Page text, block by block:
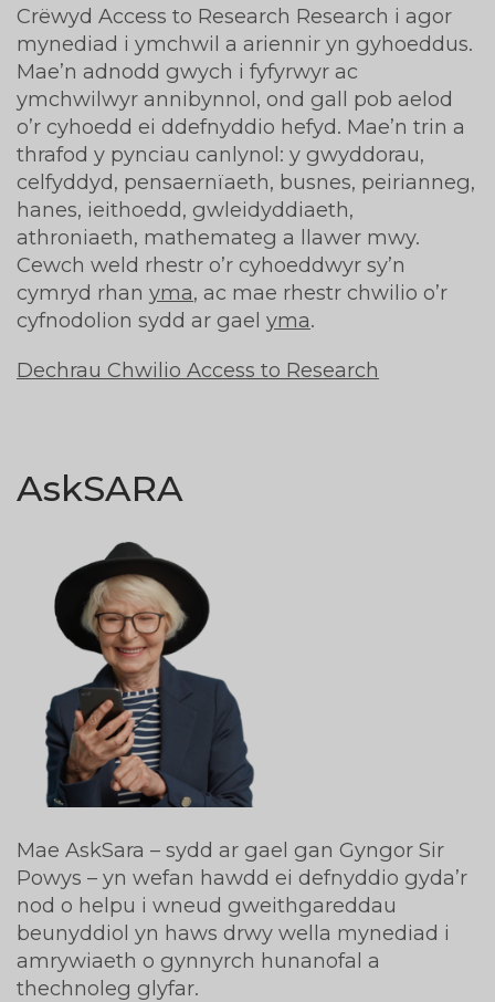
Crëwyd Access to Research Research i agor
mynediad i ymchwil a ariennir yn gyhoeddus.
Mae’n adnodd gwych i fyfyrwyr ac
ymchwilwyr annibynnol, ond gall pob aelod
o’r cyhoedd ei ddefnyddio hefyd. Mae’n trin a
thrafod y pynciau canlynol: y gwyddorau,
celfyddyd, pensaernïaeth, busnes, peirianneg,
hanes, ieithoedd, gwleidyddiaeth,
athroniaeth, mathemateg a llawer mwy.
Cewch weld rhestr o’r cyhoeddwyr sy’n
cymryd rhan yma, ac mae rhestr chwilio o’r
cyfnodolion sydd ar gael yma.
Dechrau Chwilio Access to Research
AskSARA
Mae AskSara – sydd ar gael gan Gyngor Sir
Powys – yn wefan hawdd ei defnyddio gyda’r
nod o helpu i wneud gweithgareddau
beunyddiol yn haws drwy wella mynediad i
amrywiaeth o gynnyrch hunanofal a
thechnoleg glyfar.